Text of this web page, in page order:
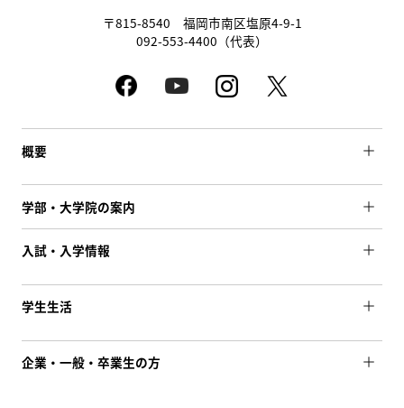
〒815-8540 福岡市南区塩原4-9-1
092-553-4400（代表）
概要
学部・大学院の案内
入試・入学情報
学生生活
企業・一般・卒業生の方